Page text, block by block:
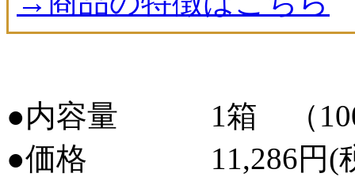
●内容量 1箱 （
●価格 11,286円(